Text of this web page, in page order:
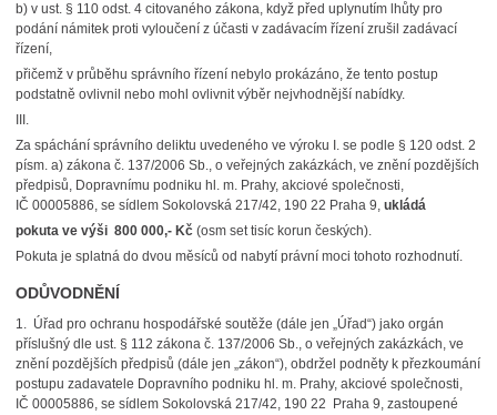
b) v ust. § 110 odst. 4 citovaného zákona, když před uplynutím lhůty pro
podání námitek proti vyloučení z účasti v zadávacím řízení zrušil zadávací
řízení,
přičemž v průběhu správního řízení nebylo prokázáno, že tento postup
podstatně ovlivnil nebo mohl ovlivnit výběr nejvhodnější nabídky.
III.
Za spáchání správního deliktu uvedeného ve výroku I. se podle § 120 odst. 2
písm. a) zákona č. 137/2006 Sb., o veřejných zakázkách, ve znění pozdějších
předpisů, Dopravnímu podniku hl. m. Prahy, akciové společnosti,
IČ 00005886, se sídlem Sokolovská 217/42, 190 22 Praha 9, ukládá
pokuta ve výši 800 000,- Kč(osm set tisíc korun českých).
Pokuta je splatná do dvou měsíců od nabytí právní moci tohoto rozhodnutí.
ODŮVODNĚNÍ
1. Úřad pro ochranu hospodářské soutěže (dále jen „Úřad“) jako orgán
příslušný dle ust. § 112 zákona č. 137/2006 Sb., o veřejných zakázkách, ve
znění pozdějších předpisů (dále jen „zákon“), obdržel podněty k přezkoumání
postupu zadavatele Dopravního podniku hl. m. Prahy, akciové společnosti,
IČ 00005886, se sídlem Sokolovská 217/42, 190 22 Praha 9, zastoupené